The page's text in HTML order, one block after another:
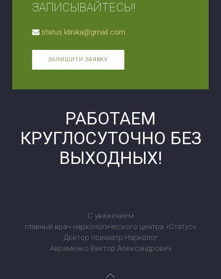
ЗАПИСЫВАЙТЕСЬ!!
status.klinika@gmail.com
ЗАЛИШИТИ ЗАЯВКУ
РАБОТАЕМ
КРУГЛОСУТОЧНО БЕЗ
ВЫХОДНЫХ!
С уважением
главный врач наркологического центра «Статус»
Доктор психиатр-Нарколог
Авраменко Виктор Александрович